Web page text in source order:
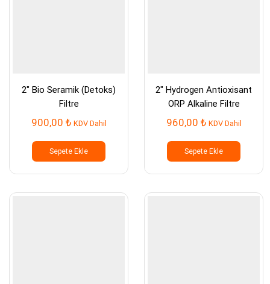
2″ Bio Seramik (Detoks)
Filtre
900,00 ₺ KDV Dahil
Sepete Ekle
2″ Hydrogen Antioxisant
ORP Alkaline Filtre
960,00 ₺ KDV Dahil
Sepete Ekle